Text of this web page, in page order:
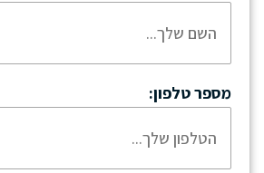
מספר טלפון: